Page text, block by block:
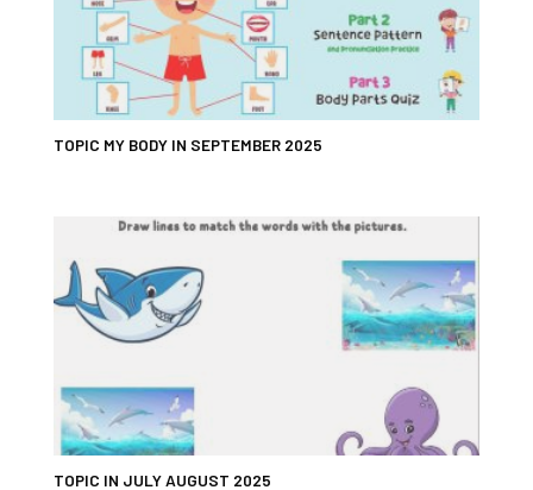
TOPIC MY BODY IN SEPTEMBER 2025
TOPIC IN JULY AUGUST 2025